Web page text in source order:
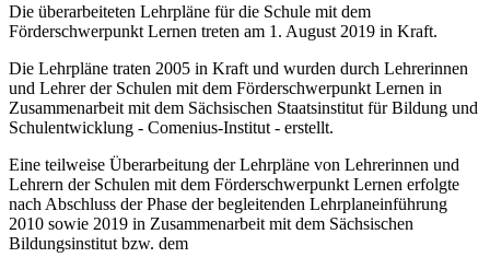
Die überarbeiteten Lehrpläne für die Schule mit dem
Förderschwerpunkt Lernen treten am 1. August 2019 in Kraft.
Die Lehrpläne traten 2005 in Kraft und wurden durch Lehrerinnen
und Lehrer der Schulen mit dem Förderschwerpunkt Lernen in
Zusammenarbeit mit dem Sächsischen Staatsinstitut für Bildung und
Schulentwicklung - Comenius-Institut - erstellt.
Eine teilweise Überarbeitung der Lehrpläne von Lehrerinnen und
Lehrern der Schulen mit dem Förderschwerpunkt Lernen erfolgte
nach Abschluss der Phase der begleitenden Lehrplaneinführung
2010 sowie 2019 in Zusammenarbeit mit dem Sächsischen
Bildungsinstitut bzw. dem